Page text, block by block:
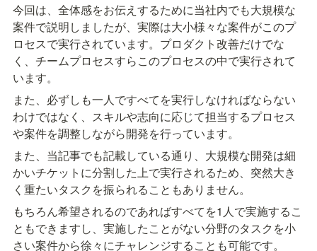
今回は、全体感をお伝えするために当社内でも大規模な
案件で説明しましたが、実際は大小様々な案件がこのプ
ロセスで実行されています。プロダクト改善だけでな
く、チームプロセスすらこのプロセスの中で実行されて
います。
また、必ずしも一人ですべてを実行しなければならない
わけではなく、スキルや志向に応じて担当するプロセス
や案件を調整しながら開発を行っています。
また、当記事でも記載している通り、大規模な開発は細
かいチケットに分割した上で実行されるため、突然大き
く重たいタスクを振られることもありません。
もちろん希望されるのであればすべてを1人で実施するこ
ともできますし、実施したことがない分野のタスクを小
さい案件から徐々にチャレンジすることも可能です。